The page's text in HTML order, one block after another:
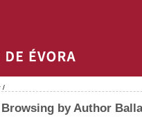
/
Browsing by Author